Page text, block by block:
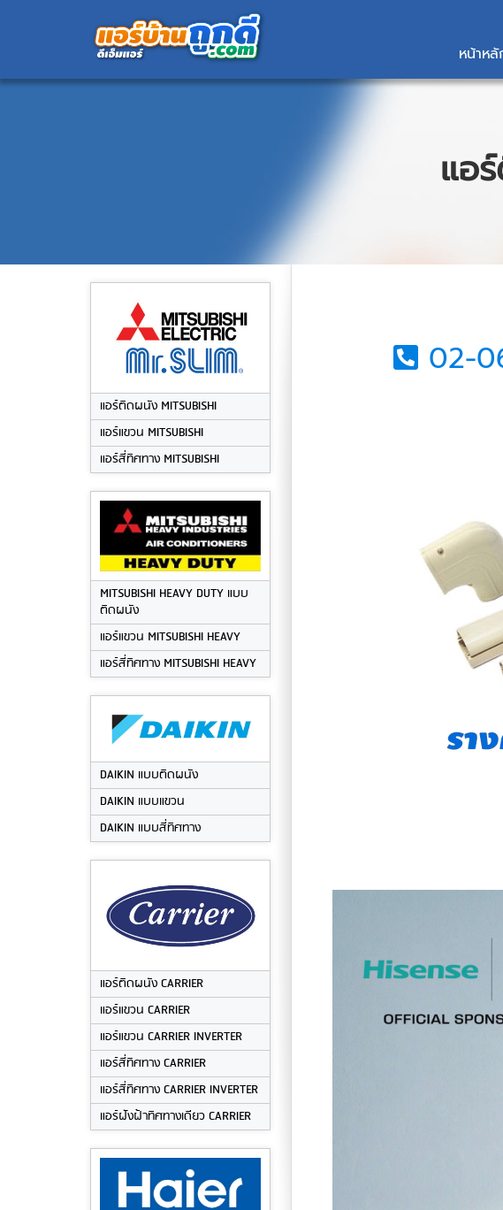
หน้าห
แอ
แอร์ติดผนัง MITSUBISHI
แอร์แขวน MITSUBISHI
แอร์สี่ทิศทาง MITSUBISHI
MITSUBISHI HEAVY DUTY แบบ
ติดผนัง
แอร์แขวน MITSUBISHI HEAVY
แอร์สี่ทิศทาง MITSUBISHI HEAVY
DAIKIN แบบติดผนัง
DAIKIN แบบแขวน
DAIKIN แบบสี่ทิศทาง
แอร์ติดผนัง CARRIER
แอร์แขวน CARRIER
แอร์แขวน CARRIER INVERTER
แอร์สี่ทิศทาง CARRIER
แอร์สี่ทิศทาง CARRIER INVERTER
แอร์ฝังฝ้าทิศทางเดียว CARRIER
02-